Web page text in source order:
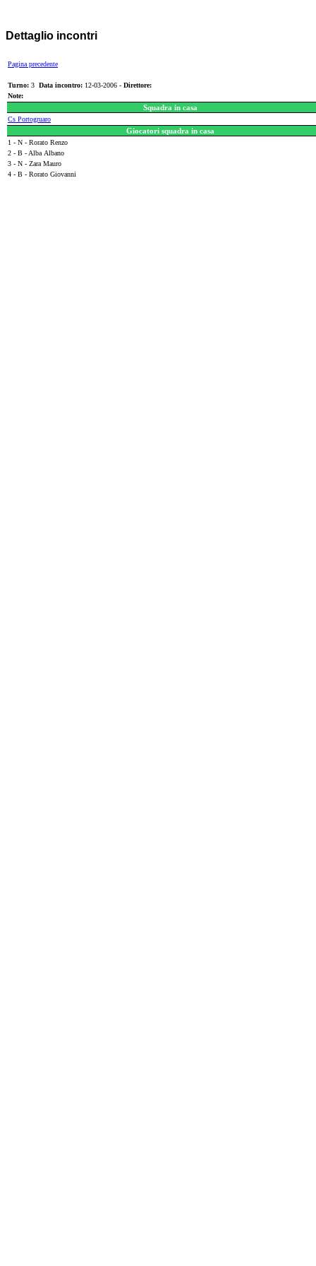
Dettaglio incontri
Pagina precedente
Turno: 3 Data incontro: 12-03-2006 - Direttore:
Note:
Squadra in casa
Cs Portogruaro
Giocatori squadra in casa
1 - N - Rorato Renzo
2 - B - Alba Albano
3 - N - Zara Mauro
4 - B - Rorato Giovanni